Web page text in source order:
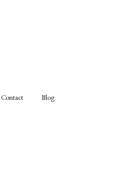
Contact Blog